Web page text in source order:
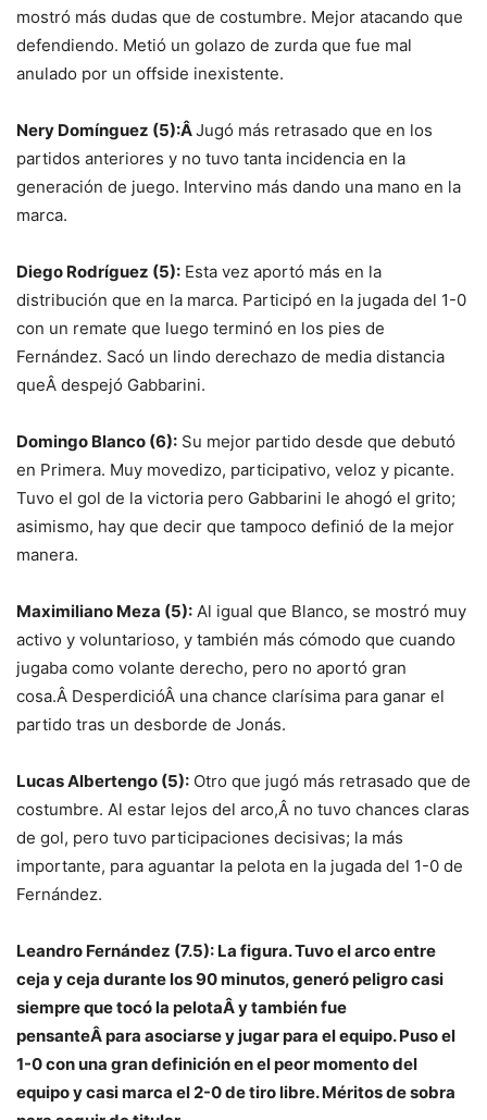
mostró más dudas que de costumbre. Mejor atacando que
defendiendo. Metió un golazo de zurda que fue mal
anulado por un offside inexistente.
Nery Domínguez (5):ÂJugó más retrasado que en los
partidos anteriores y no tuvo tanta incidencia en la
generación de juego. Intervino más dando una mano en la
marca.
Diego Rodríguez (5): Esta vez aportó más en la
distribución que en la marca. Participó en la jugada del 1-0
con un remate que luego terminó en los pies de
Fernández. Sacó un lindo derechazo de media distancia
queÂ despejó Gabbarini.
Domingo Blanco (6): Su mejor partido desde que debutó
en Primera. Muy movedizo, participativo, veloz y picante.
Tuvo el gol de la victoria pero Gabbarini le ahogó el grito;
asimismo, hay que decir que tampoco definió de la mejor
manera.
Maximiliano Meza (5): Al igual que Blanco, se mostró muy
activo y voluntarioso, y también más cómodo que cuando
jugaba como volante derecho, pero no aportó gran
cosa.Â DesperdicióÂ una chance clarísima para ganar el
partido tras un desborde de Jonás.
Lucas Albertengo (5): Otro que jugó más retrasado que de
costumbre. Al estar lejos del arco,Â no tuvo chances claras
de gol, pero tuvo participaciones decisivas; la más
importante, para aguantar la pelota en la jugada del 1-0 de
Fernández.
Leandro Fernández (7.5): La figura. Tuvo el arco entre
ceja y ceja durante los 90 minutos, generó peligro casi
siempre que tocó la pelotaÂ y también fue
pensanteÂ para asociarse y jugar para el equipo. Puso el
1-0 con una gran definición en el peor momento del
equipo y casi marca el 2-0 de tiro libre. Méritos de sobra